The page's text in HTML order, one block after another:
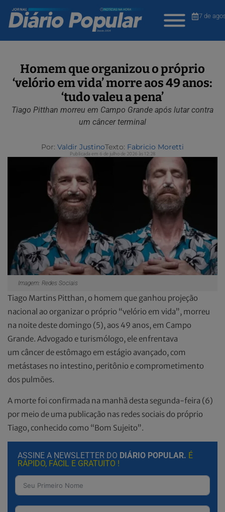
7 de
Homem que organizou o próprio
‘velório em vida’ morre aos 49 anos:
‘tudo valeu a pena’
Tiago Pitthan morreu em Campo Grande após lutar contra
um câncer terminal
Por: Valdir JustinoTexto: Fabricio Moretti
Publicada em 6 de julho de 2026 às 12:28
Imagem: Redes Sociais
Tiago Martins Pitthan, o homem que ganhou projeção
nacional ao organizar o próprio “velório em vida”, morreu
na noite deste domingo (5), aos 49 anos, em Campo
Grande. Advogado e turismólogo, ele enfrentava
um câncer de estômago em estágio avançado, com
metástases no intestino, peritônio e comprometimento
dos pulmões.
A morte foi confirmada na manhã desta segunda-feira (6)
por meio de uma publicação nas redes sociais do próprio
Tiago, conhecido como “Bom Sujeito”.
ASSINE A NEWSLETTER DO DIÁRIO POPULAR. É
RÁPIDO, FÁCIL E GRATUITO !